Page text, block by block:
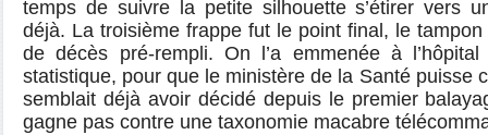
temps de suivre la petite silhouette s’étirer vers
déjà. La troisième frappe fut le point final, le
de décès pré-rempli. On l’a emmenée à
statistique, pour que le ministère de la Santé puisse
semblait déjà avoir décidé depuis le premier
gagne pas contre une taxonomie macabre